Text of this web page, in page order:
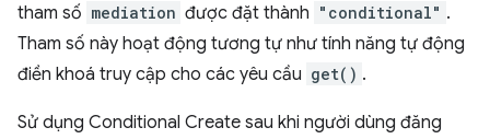
tham số mediation được đặt thành "conditional" .
Tham số này hoạt động tương tự như tính năng tự động
điền khoá truy cập cho các yêu cầu get() .
Sử dụng Conditional Create sau khi người dùng đăng